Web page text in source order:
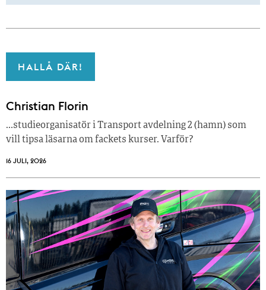
HALLÅ DÄR!
Christian Florin
…studieorganisatör i Transport avdelning 2 (hamn) som
vill tipsa läsarna om fackets kurser. Varför?
16 JULI, 2026